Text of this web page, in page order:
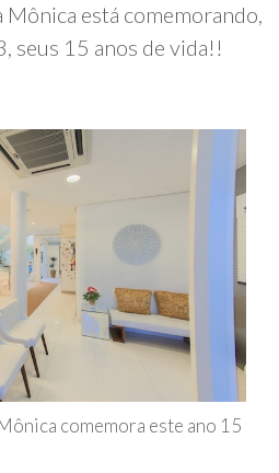
Mônica está comemorando,
seus 15 anos de vida!!
comemora este ano 15